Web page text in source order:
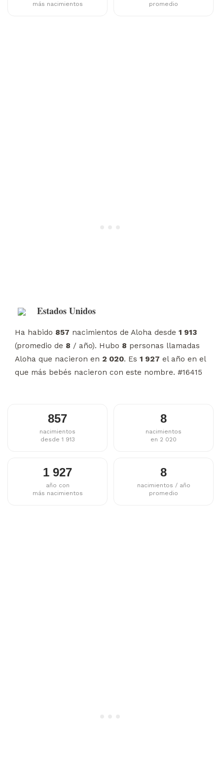
más nacimientos promedio
Estados Unidos
Ha habido 857 nacimientos de Aloha desde 1 913
(promedio de 8 / año). Hubo 8 personas llamadas
Aloha que nacieron en 2 020. Es 1 927 el año en el
que más bebés nacieron con este nombre. #16415
857
nacimientos
desde 1 913
8
nacimientos
en 2 020
1 927
año con
más nacimientos
8
nacimientos / año
promedio